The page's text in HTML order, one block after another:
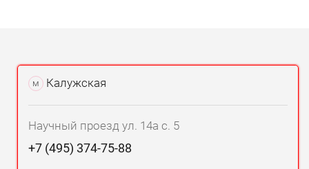
м Калужская
Научный проезд ул. 14а с. 5
+7 (495) 374-75-88